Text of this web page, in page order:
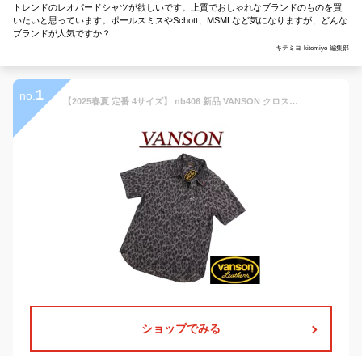
トレンドのレオパードシャツが欲しいです。上質でおしゃれなブランドのものを買
いたいと思っています。ポールスミスやSchott、MSMLなど気になりますが、どんな
ブランドが人気ですか？
キテミヨ-kitemiyo-編集部
no. 1 【2025春夏 定番 4サイズ】 nb406 新品 VANSON クロスボーン刺繍 半袖 ヒョウ柄 ワークシャツ NVSS-807 メンズ バンソン レオパード CROSSBONE SHORT SLEEVES WORK SHIRT 【smtb-kd】
ショップでみる